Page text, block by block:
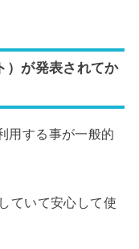
が発表されてか
用する事が一般的
ていて安心して使